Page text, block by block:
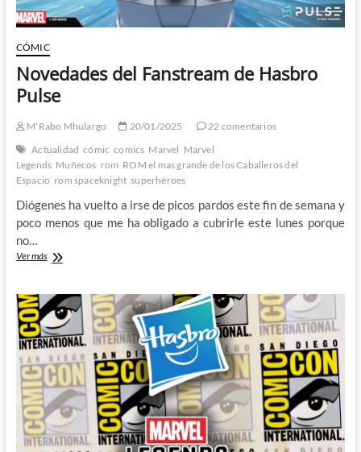
CÓMIC
Novedades del Fanstream de Hasbro
Pulse
M'Rabo Mhulargo 20/01/2025
22 comentarios
Actualidad cómic comics Marvel Marvel
Legends Muñecos rom ROM el mas grande de los Caballeros del
Espacio rom spaceknight superhéroes
Diógenes ha vuelto a irse de picos pardos este fin de semana y
poco menos que me ha obligado a cubrirle este lunes porque
no…
Ver másNovedades
de
Hasbro
Pulse